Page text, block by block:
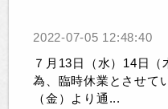
2022-07-05 12:48:40
７月13日（水）14日
為、臨時休業とさせて
（金）より通...